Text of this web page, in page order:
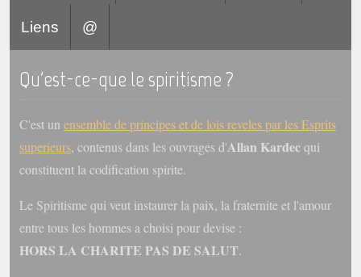
Liens @
Qu'est-ce-que le spiritisme ?
C'est un ensemble de principes et de lois reveles par les Esprits
superieurs, contenus dans les ouvrages d'Allan Kardecqui
constituent la codification spirite.
Le Spiritisme qui veut instaurer la paix, la fraternite et l'amour
entre tous les hommes a choisi pour devise :
HORS LA CHARITE PAS DE SALUT.